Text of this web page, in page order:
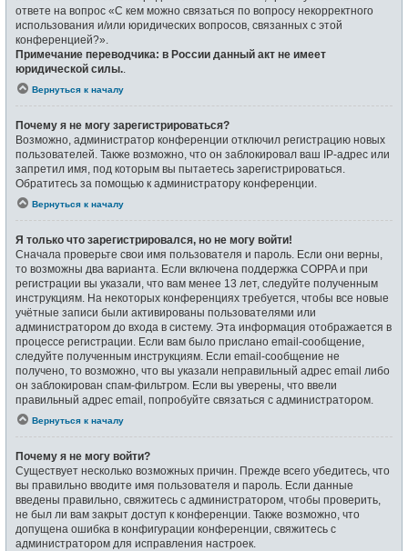
ответе на вопрос «С кем можно связаться по вопросу некорректного
использования и/или юридических вопросов, связанных с этой
конференцией?».
Примечание переводчика: в России данный акт не имеет
юридической силы.
Вернуться к началу
Почему я не могу зарегистрироваться?
Возможно, администратор конференции отключил регистрацию новых
пользователей. Также возможно, что он заблокировал ваш IP-адрес или
запретил имя, под которым вы пытаетесь зарегистрироваться.
Обратитесь за помощью к администратору конференции.
Вернуться к началу
Я только что зарегистрировался, но не могу войти!
Сначала проверьте свои имя пользователя и пароль. Если они верны,
то возможны два варианта. Если включена поддержка COPPA и при
регистрации вы указали, что вам менее 13 лет, следуйте полученным
инструкциям. На некоторых конференциях требуется, чтобы все новые
учётные записи были активированы пользователями или
администратором до входа в систему. Эта информация отображается в
процессе регистрации. Если вам было прислано email-сообщение,
следуйте полученным инструкциям. Если email-сообщение не
получено, то возможно, что вы указали неправильный адрес email либо
он заблокирован спам-фильтром. Если вы уверены, что ввели
правильный адрес email, попробуйте связаться с администратором.
Вернуться к началу
Почему я не могу войти?
Существует несколько возможных причин. Прежде всего убедитесь, что
вы правильно вводите имя пользователя и пароль. Если данные
введены правильно, свяжитесь с администратором, чтобы проверить,
не был ли вам закрыт доступ к конференции. Также возможно, что
допущена ошибка в конфигурации конференции, свяжитесь с
администратором для исправления настроек.